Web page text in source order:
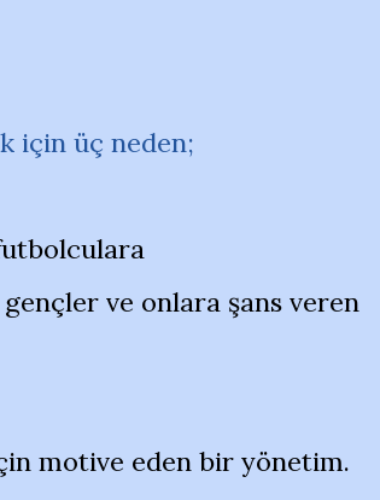
için üç neden;
ve onlara şans veren
motive eden bir yönetim.